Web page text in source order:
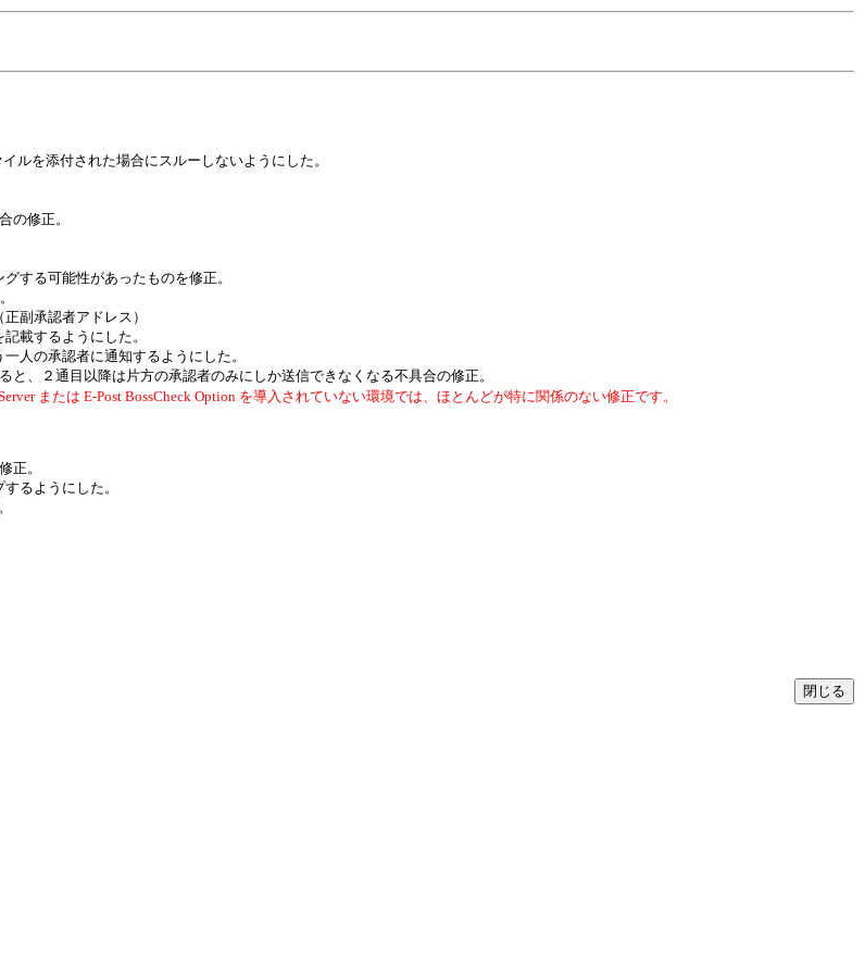
を添付された場合にスルーしないようにした。
の修正。
する可能性があったものを修正。
副承認者アドレス）
載するようにした。
人の承認者に通知するようにした。
、２通目以降は片方の承認者のみにしか送信できなくなる不具合の修正。
または E-Post BossCheck Option を導入されていない環境では、ほとんどが特に関係のない修正です。
正。
るようにした。